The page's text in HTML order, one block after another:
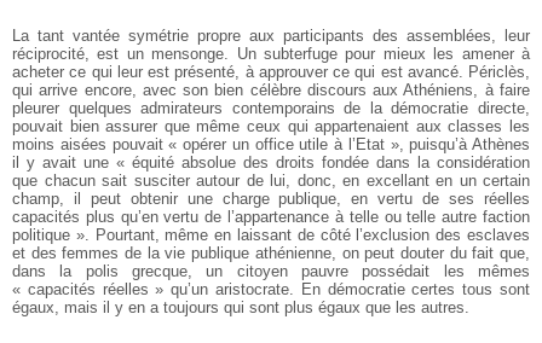
La tant vantée symétrie propre aux participants des assemblées, leur
réciprocité, est un mensonge. Un subterfuge pour mieux les amener à
acheter ce qui leur est présenté, à approuver ce qui est avancé. Périclès,
qui arrive encore, avec son bien célèbre discours aux Athéniens, à faire
pleurer quelques admirateurs contemporains de la démocratie directe,
pouvait bien assurer que même ceux qui appartenaient aux classes les
moins aisées pouvait « opérer un office utile à l’Etat », puisqu’à Athènes
il y avait une « équité absolue des droits fondée dans la considération
que chacun sait susciter autour de lui, donc, en excellant en un certain
champ, il peut obtenir une charge publique, en vertu de ses réelles
capacités plus qu’en vertu de l’appartenance à telle ou telle autre faction
politique ». Pourtant, même en laissant de côté l’exclusion des esclaves
et des femmes de la vie publique athénienne, on peut douter du fait que,
dans la polis grecque, un citoyen pauvre possédait les mêmes
« capacités réelles » qu’un aristocrate. En démocratie certes tous sont
égaux, mais il y en a toujours qui sont plus égaux que les autres.